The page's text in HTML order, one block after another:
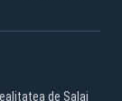
de Salaj